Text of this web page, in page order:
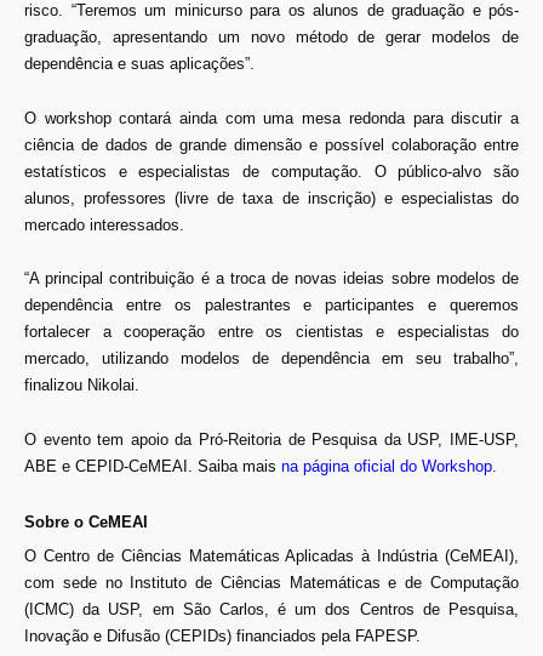
risco. “Teremos um minicurso para os alunos de graduação e pós-
graduação, apresentando um novo método de gerar modelos de
dependência e suas aplicações”.
O workshop contará ainda com uma mesa redonda para discutir a
ciência de dados de grande dimensão e possível colaboração entre
estatísticos e especialistas de computação. O público-alvo são
alunos, professores (livre de taxa de inscrição) e especialistas do
mercado interessados.
“A principal contribuição é a troca de novas ideias sobre modelos de
dependência entre os palestrantes e participantes e queremos
fortalecer a cooperação entre os cientistas e especialistas do
mercado, utilizando modelos de dependência em seu trabalho”,
finalizou Nikolai.
O evento tem apoio da Pró-Reitoria de Pesquisa da USP, IME-USP,
ABE e CEPID-CeMEAI. Saiba mais na página oficial do Workshop
Sobre o CeMEAI
O Centro de Ciências Matemáticas Aplicadas à Indústria (CeMEAI),
com sede no Instituto de Ciências Matemáticas e de Computação
(ICMC) da USP, em São Carlos, é um dos Centros de Pesquisa,
Inovação e Difusão (CEPIDs) financiados pela FAPESP.